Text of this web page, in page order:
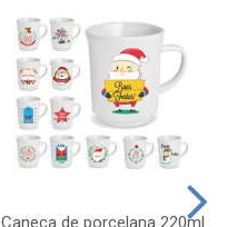
Caneca de porcelana 220ml